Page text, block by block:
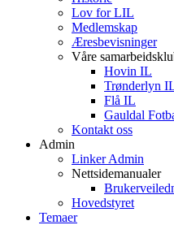
Lov for LIL
Medlemskap
Æresbevisninger
Våre
Hovin IL
Trønderlyn
Flå IL
Gauldal
Kontakt oss
Admin
Linker Admin
Nettsidemanualer
Hovedstyret
Temaer